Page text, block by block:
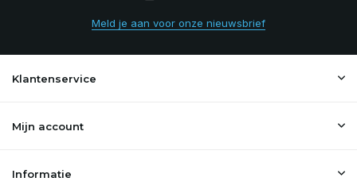
Meld je aan voor onze nieuwsbrief
Klantenservice
Mijn account
Informatie